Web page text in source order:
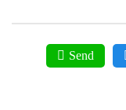
Send